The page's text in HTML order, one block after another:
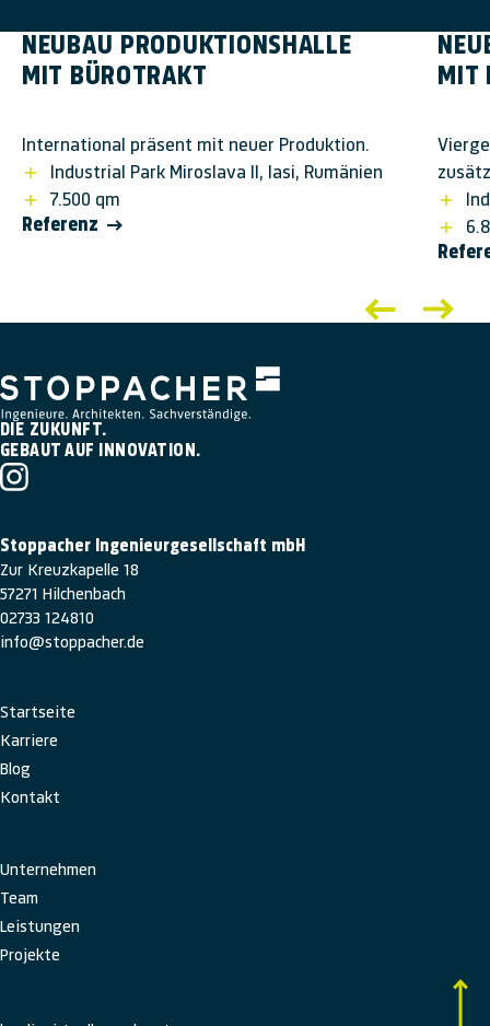
NEUBAU PRODUK­TIONS­HALLE
MIT BÜRO­TRAKT
International präsent mit neuer Produktion.
Industrial Park Miroslava II, Iasi, Rumänien
7.500 qm
Referenz
MIT
DIE ZUKUNFT.
GEBAUT AUF INNOVATION.
Stoppacher Ingenieurgesellschaft mbH
Zur Kreuzkapelle 18
57271 Hilchenbach
02733 124810
info@stoppacher.de
Navigation
Startseite
Karriere
Blog
Kontakt
Navigation
Unternehmen
Team
Leistungen
Projekte